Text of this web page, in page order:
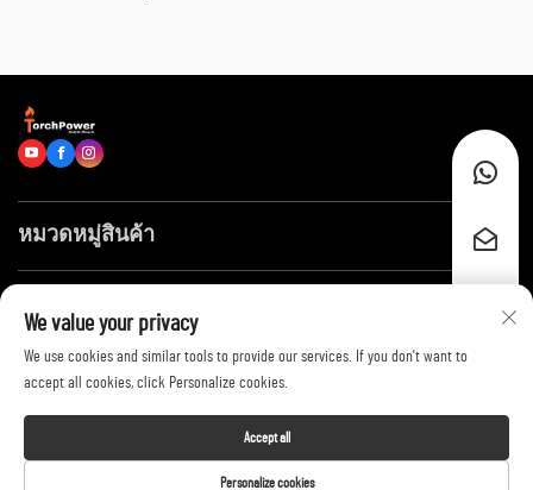
หมวดหมู่สินค้า
ติดต่อเรา
We value your privacy
We use cookies and similar tools to provide our services. If you don't want to
accept all cookies, click Personalize cookies.
Personalize cookies
Accept all